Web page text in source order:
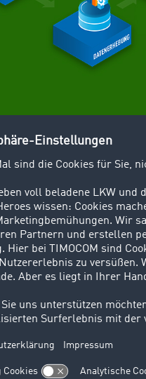
der 3
des ökologischen
in dreiHauptsektoren
1:direkte Emissionen,
Lager oder
2:indirekte Emissionen,
indirekte Emissionen,
berücksichtigt, was
Rohstoffe,